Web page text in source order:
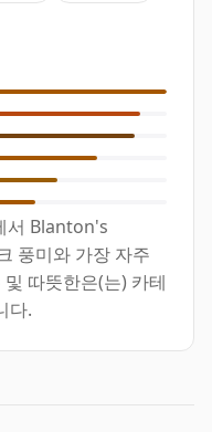
서 Blanton's
풍미와 가장 자주
따뜻한은(는) 카테
다.